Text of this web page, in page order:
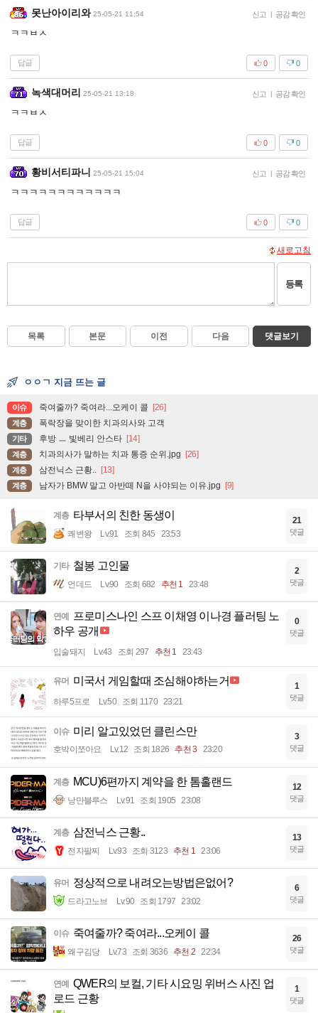
못난아이리와 25-05-21 11:54 신고 | 공감 확인
ㅋㅋㅂㅅ
답글 0
0
녹색대머리 25-05-21 13:18 신고 | 공감 확인
ㅋㅋㅂㅅ
답글 0
0
황비서티파니 25-05-21 15:04 신고 | 공감 확인
ㅋㅋㅋㅋㅋㅋㅋㅋㅋㅋㅋㅋ
답글 0
0
새로고침
등록
목록 본문 이전 다음 댓글보기
ㅇㅇㄱ 지금 뜨는 글
이슈 죽여줄까? 죽여라...오케이 콜 [26]
계층 폭락장을 맞이한 치과의사와 고객
기타 후방 ㅡ 빛베리 안스타 [14]
계층 치과의사가 말하는 치과 통증 순위.jpg [26]
계층 삼전닉스 근황.. [13]
계층 남자가 BMW 말고 아반떼 N을 사야되는 이유.jpg [9]
계층 타부서의 친한 동생이
쾌변왕 Lv.91 조회 845 23:53
21
댓글
기타 철봉 고인물
언데드 Lv.90 조회 682 추천 1 23:48
2
댓글
연예
프로미스나인 스프 이채영 이나경 플러팅 노
하우 공개
입술돼지 Lv.43 조회 297 추천 1 23:43
0
댓글
유머 미국서 게임할때 조심해야하는거
하루5프로 Lv.50 조회 1170 23:21
1
댓글
이슈 미리 알고있었던 클린스만
호박이쪼아요 Lv.12 조회 1826 추천 3 23:20
3
댓글
계층 MCU)6편까지 계약을 한 톰홀랜드
낭만블루스 Lv.91 조회 1905 23:08
12
댓글
계층 삼전닉스 근황..
전자팔찌 Lv.93 조회 3123 추천 1 23:06
13
댓글
유머 정상적으로 내려오는방법은없어?
드라고노브 Lv.90 조회 1797 23:02
6
댓글
이슈 죽여줄까? 죽여라...오케이 콜
왜구김당 Lv.73 조회 3636 추천 2 22:34
26
댓글
연예
QWER의 보컬, 기타 시요밍 위버스 사진 업
로드 근황
1
댓글